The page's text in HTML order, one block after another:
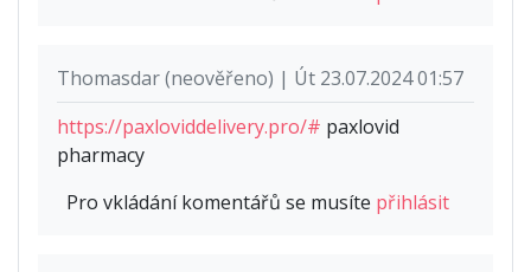
Thomasdar (neověřeno) | Út 23.07.2024 01:57
https://paxloviddelivery.pro/# paxlovid
pharmacy
Pro vkládání komentářů se musíte přihlásit